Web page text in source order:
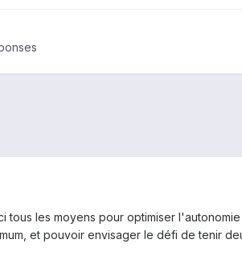
les moyens pour optimiser
et pouvoir envisager le défi de tenir